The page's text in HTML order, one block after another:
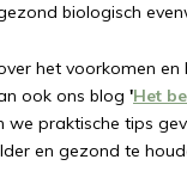
biologisch
het voorkomen en
ook ons blog 'Het
we praktische tips
en gezond te